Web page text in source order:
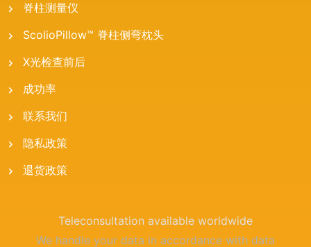
脊柱测量仪
ScolioPillow™ 脊柱侧弯枕头
X光检查前后
成功率
联系我们
隐私政策
退货政策
Teleconsultation available worldwide
We handle your data in accordance with data